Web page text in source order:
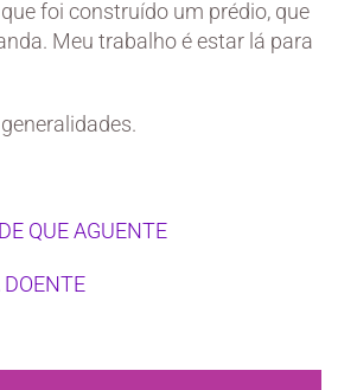
foi construído um prédio, que
Meu trabalho é estar lá para
QUE AGUENTE